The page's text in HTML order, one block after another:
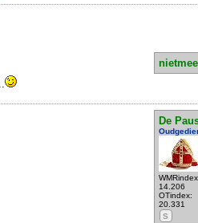
De
14.206
OTindex:
20.331
S